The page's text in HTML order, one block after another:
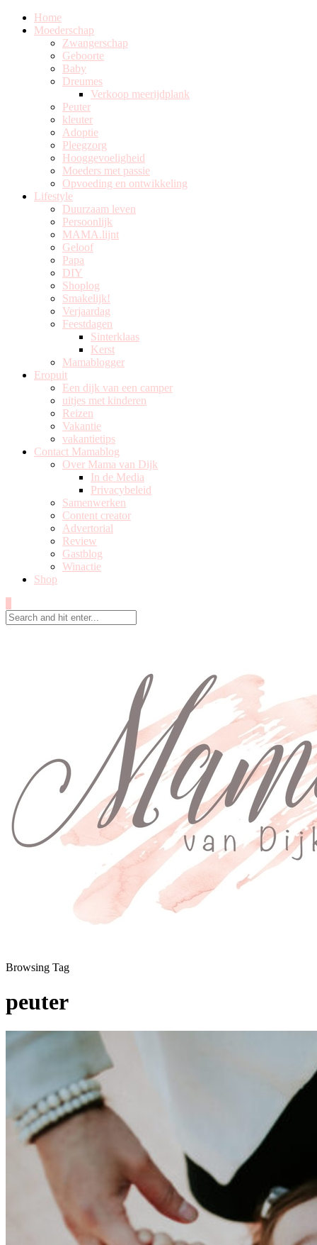
Home
Moederschap
Zwangerschap
Geboorte
Baby
Dreumes
Verkoop meerijdplank
Peuter
kleuter
Adoptie
Pleegzorg
Hooggevoeligheid
Moeders met passie
Opvoeding en ontwikkeling
Lifestyle
Duurzaam leven
Persoonlijk
MAMA.lijnt
Geloof
Papa
DIY
Shoplog
Smakelijk!
Verjaardag
Feestdagen
Sinterklaas
Kerst
Mamablogger
Eropuit
Een dijk van een camper
uitjes met kinderen
Reizen
Vakantie
vakantietips
Contact Mamablog
Over Mama van Dijk
In de Media
Privacybeleid
Samenwerken
Content creator
Advertorial
Review
Gastblog
Winactie
Shop
Browsing Tag
peuter